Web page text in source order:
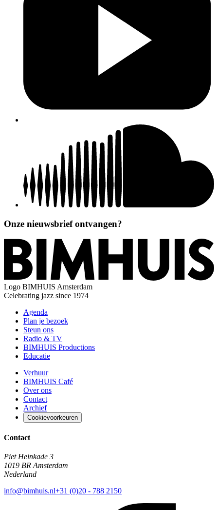
Onze nieuwsbrief ontvangen?
Logo BIMHUIS Amsterdam
Celebrating jazz since 1974
Agenda
Plan je bezoek
Steun ons
Radio & TV
BIMHUIS Productions
Educatie
Verhuur
BIMHUIS Café
Over ons
Contact
Archief
Cookievoorkeuren
Contact
Piet Heinkade 3
1019 BR Amsterdam
Nederland
info@bimhuis.nl+31 (0)20 - 788 2150